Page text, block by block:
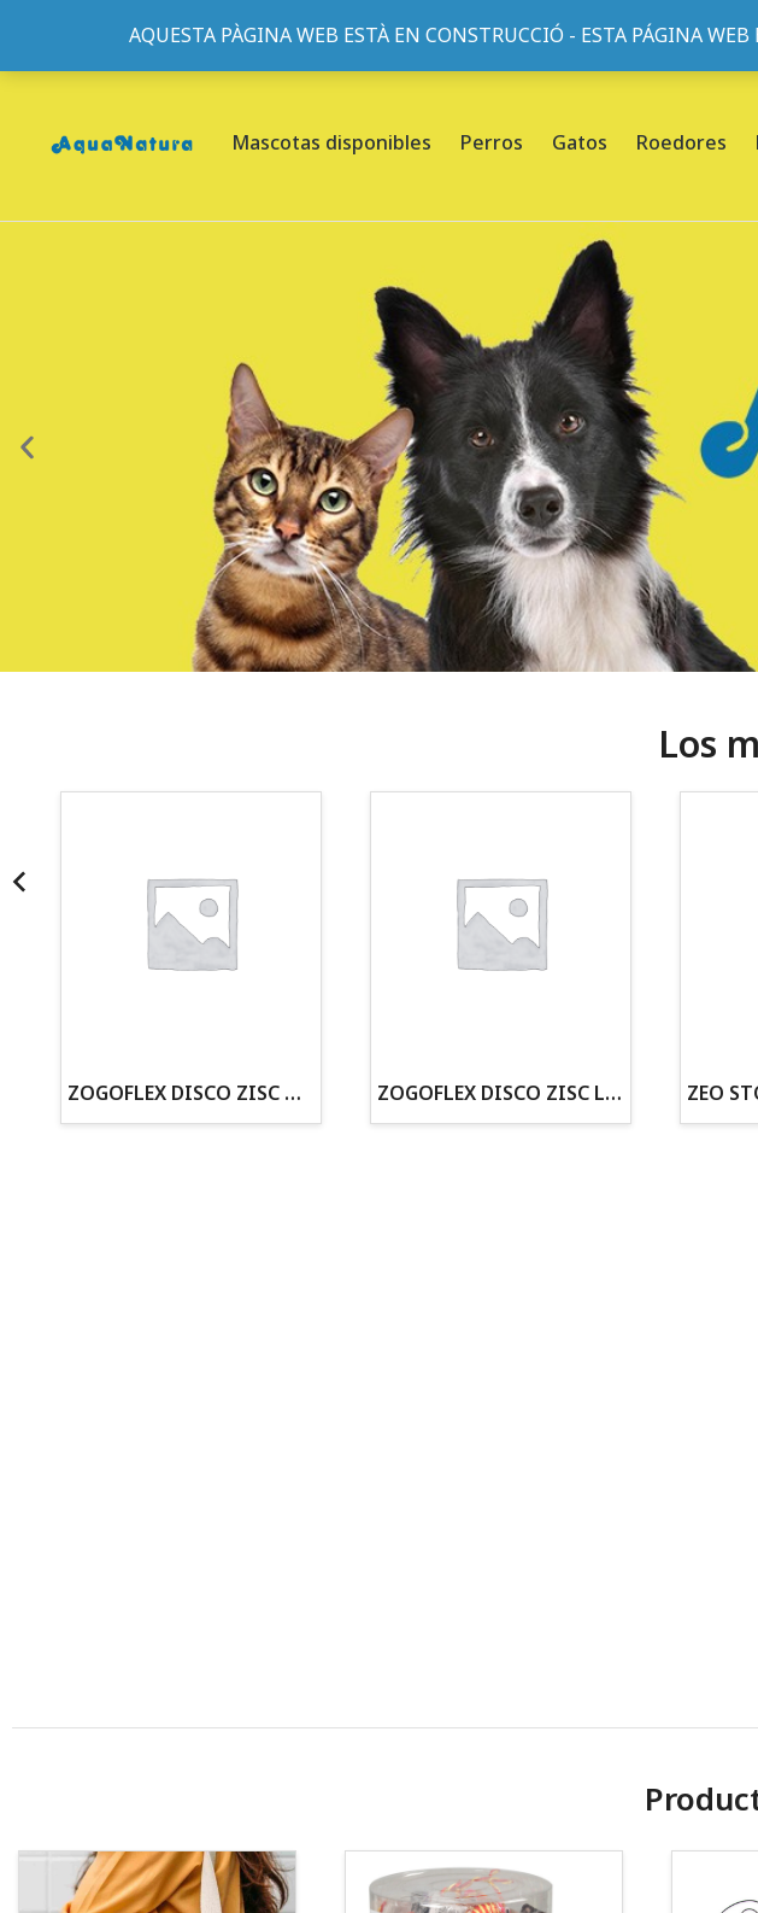
AQUESTA PÀGINA WEB ESTÀ EN CONSTRUCCIÓ - ESTA PÁGINA
933095977-933152057-933103463- C/ de Roger de Flor, 45, L'Eixample, 08013
Mascotas disponibles Perros Gatos Roedores
¡Somos Aquanatura!
· Tienda especializada en mascotas
· Tenemos criadero propio con Núcleo Zoológico
Los
ZOGOFLEX DISCO ZISC MINI (16CM) FLUORESCENTE ZOGOFLEX DISCO ZISC L (21.6CM) FLUORESCENTE